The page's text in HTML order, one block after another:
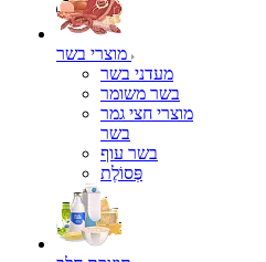
מעדני בשר
בשר משומר
מוצרי חצי גמר
בשר
בשר עוף
פְּסוֹלֶת